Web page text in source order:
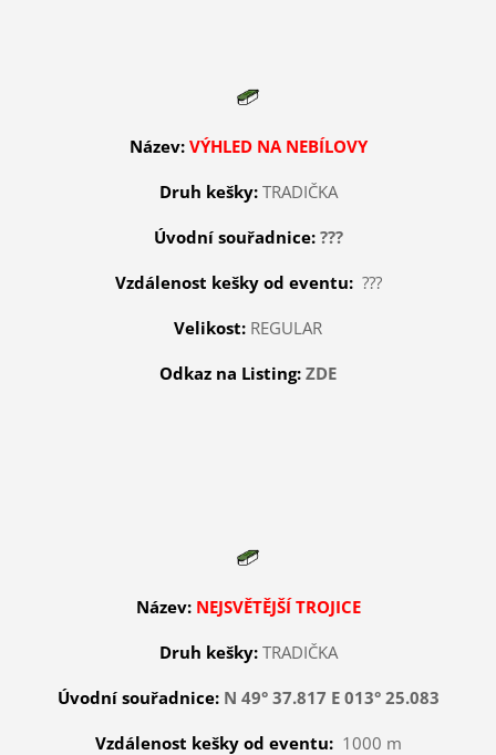
Název: VÝHLED NA NEBÍLOVY
Druh kešky: TRADIČKA
Úvodní souřadnice:???
Vzdálenost kešky od eventu: ???
Velikost: REGULAR
Odkaz na Listing: ZDE
Název: NEJSVĚTĚJŠÍ TROJICE
Druh kešky: TRADIČKA
Úvodní souřadnice: N 49° 37.817 E 013° 25.083
Vzdálenost kešky od eventu: 1000 m